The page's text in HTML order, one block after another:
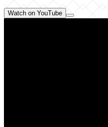
Watch on YouTube